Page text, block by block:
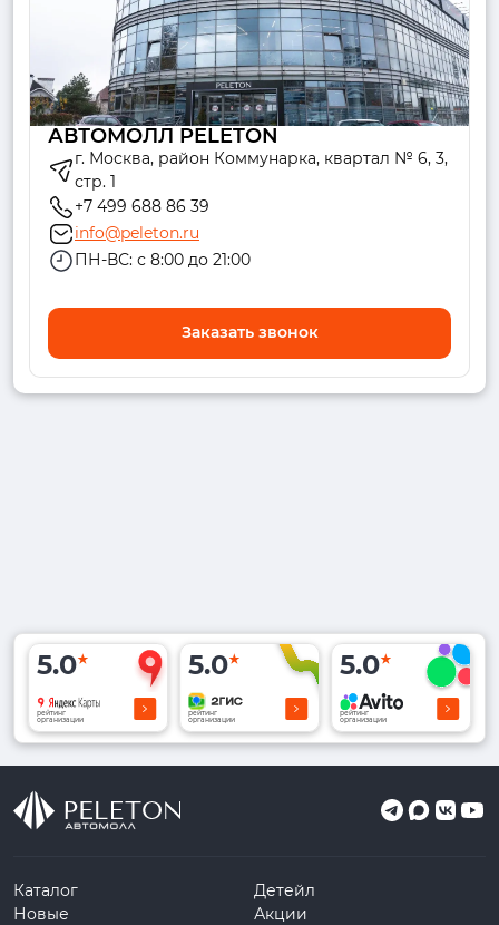
АВТОМОЛЛ PELETON
г. Москва, район Коммунарка, квартал № 6, 3,
стр. 1
+7 499 688 86 39
info@peleton.ru
ПН-ВС: с 8:00 до 21:00
Заказать звонок
5.0
рейтинг
организации
5.0
рейтинг
организации
5.0
рейтинг
организации
Каталог
Новые
Детейл
Акции